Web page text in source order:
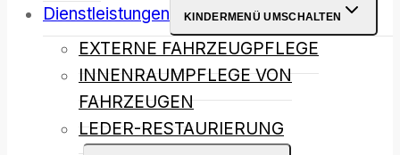
Dienstleistungen
KINDERMENÜ UMSCHALTEN
EXTERNE FAHRZEUGPFLEGE
INNENRAUMPFLEGE VON
FAHRZEUGEN
LEDER-RESTAURIERUNG